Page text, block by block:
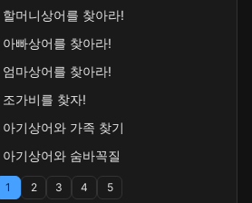
할머니상어를 찾아라!
아빠상어를 찾아라!
엄마상어를 찾아라!
조가비를 찾자!
아기상어와 가족 찾기
아기상어와 숨바꼭질
1 2 3 4 5